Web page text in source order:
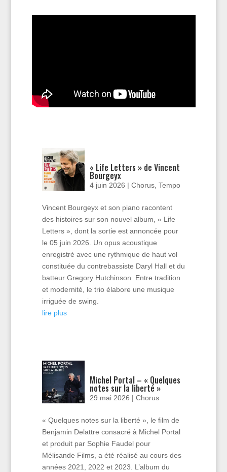
« Life Letters » de Vincent
Bourgeyx
4 juin 2026 |Chorus ,Tempo
Vincent Bourgeyx et son piano racontent
des histoires sur son nouvel album, « Life
Letters », dont la sortie est annoncée pour
le 05 juin 2026. Un opus acoustique
enregistré avec une rythmique de haut vol
constituée du contrebassiste Daryl Hall et du
batteur Gregory Hutchinson. Entre tradition
et modernité, le trio élabore une musique
irriguée de swing.
lire plus
Michel Portal – « Quelques
notes sur la liberté »
29 mai 2026 |Chorus
« Quelques notes sur la liberté », le film de
Benjamin Delattre consacré à Michel Portal
et produit par Sophie Faudel pour
Mélisande Films, a été réalisé au cours des
années 2021, 2022 et 2023. L’album du